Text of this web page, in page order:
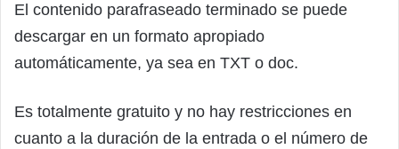
El contenido parafraseado terminado se puede
descargar en un formato apropiado
automáticamente, ya sea en TXT o doc.
Es totalmente gratuito y no hay restricciones en
cuanto a la duración de la entrada o el número de